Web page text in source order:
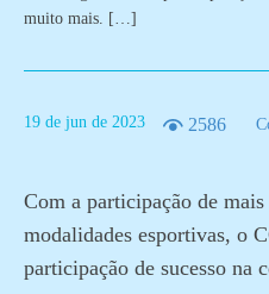
muito mais. […]
19 de jun de 2023 2586
Com a participação de
modalidades esportivas, o
participação de sucesso na